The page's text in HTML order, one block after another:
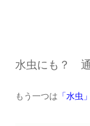
水虫にも？ 通
もう一つは 「水虫」